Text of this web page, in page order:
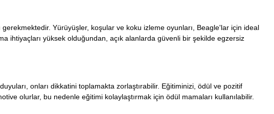
Yürüyüşler, koşular ve koku izleme oyunları, Beagle'lar için ideal
ihtiyaçları yüksek olduğundan, açık alanlarda güvenli bir şekilde egzersiz
onları dikkatini toplamakta zorlaştırabilir. Eğitiminizi, ödül ve pozitif
olurlar, bu nedenle eğitimi kolaylaştırmak için ödül mamaları kullanılabilir.